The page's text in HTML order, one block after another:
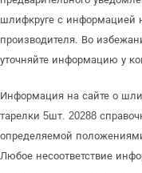
шлифкруге с информацией
производителя. Во
уточняйте информацию у
Информация на сайте о
тарелки 5шт. 20288
определяемой
Любое несоответствие